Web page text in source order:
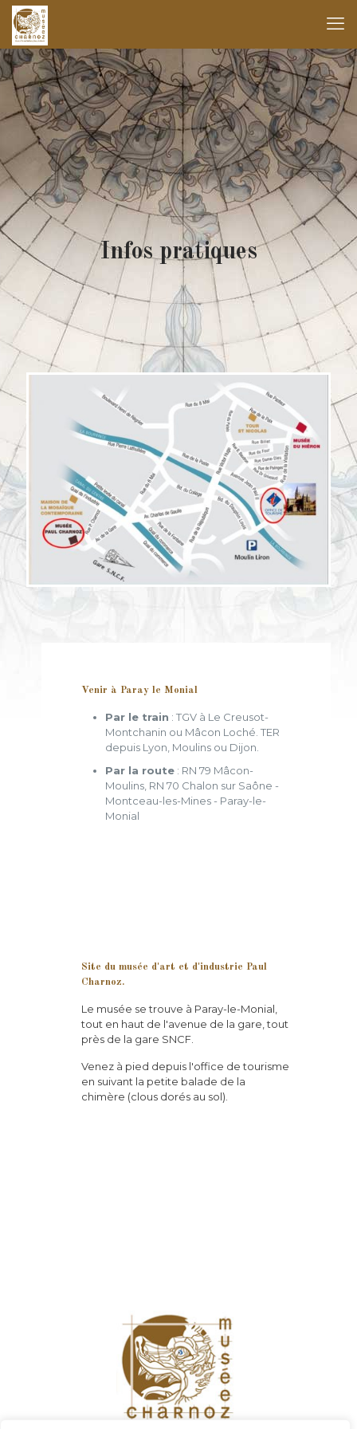
Infos pratiques
Venir à Paray le Monial
Par le train : TGV à Le Creusot-
Montchanin ou Mâcon Loché. TER
depuis Lyon, Moulins ou Dijon.
Par la route : RN 79 Mâcon-
Moulins, RN 70 Chalon sur Saône -
Montceau-les-Mines - Paray-le-
Monial
Site du musée d'art et d'industrie Paul
Charnoz.
Le musée se trouve à Paray-le-Monial,
tout en haut de l'avenue de la gare, tout
près de la gare SNCF.
Venez à pied depuis l'office de tourisme
en suivant la petite balade de la
chimère (clous dorés au sol).